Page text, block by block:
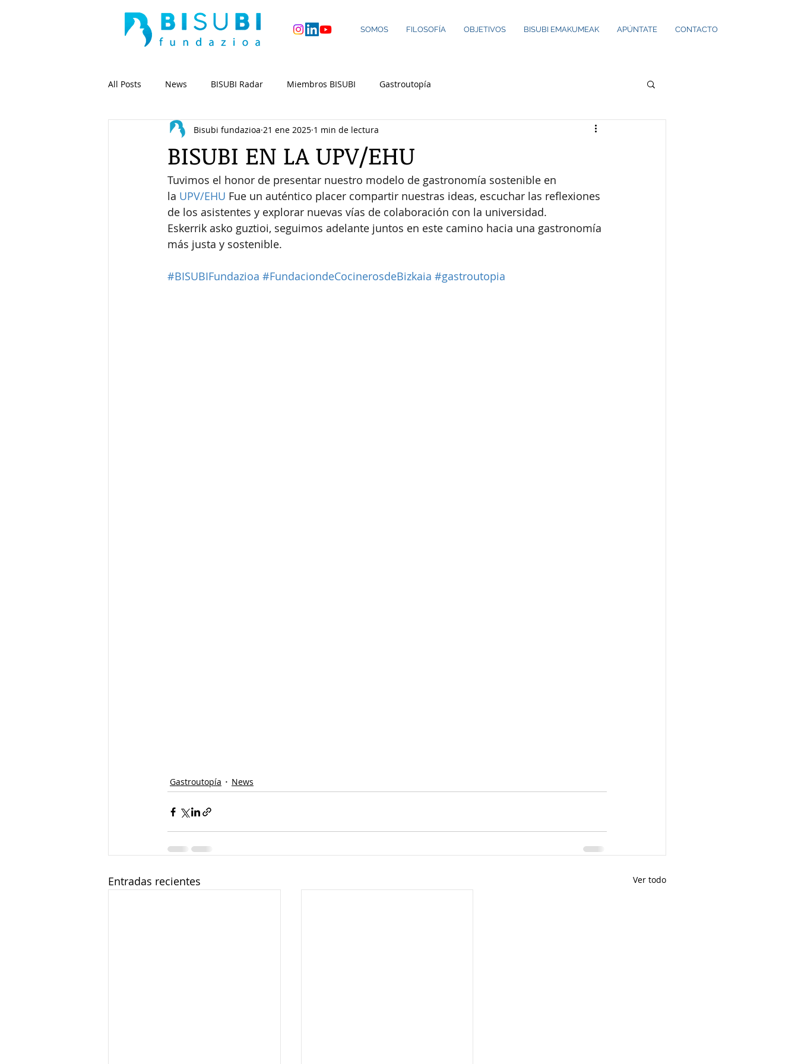
SOMOS FILOSOFÍA OBJETIVOS BISUBI EMAKUMEAK APÚNTATE CONTACTO
All Posts News BISUBI Radar Miembros BISUBI Gastroutopía
BISUBI EN LA UPV/EHU
Bisubi fundazioa 21 ene 2025 1 min de lectura
Tuvimos el honor de presentar nuestro modelo de gastronomía sostenible en
la UPV/EHU Fue un auténtico placer compartir nuestras ideas, escuchar las reflexiones
de los asistentes y explorar nuevas vías de colaboración con la universidad.
Eskerrik asko guztioi, seguimos adelante juntos en este camino hacia una gastronomía
más justa y sostenible.
#BISUBIFundazioa #FundaciondeCocinerosdeBizkaia #gastroutopia
Gastroutopía News
Entradas recientes Ver todo